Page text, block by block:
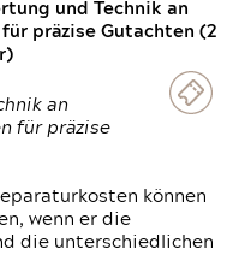
und Technik an
präzise Gutachten (2
an
für präzise
können
wenn er die
die unterschiedlichen